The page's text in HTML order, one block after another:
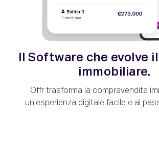
Il Software che evolve
immobiliare.
Offr trasforma la compravendita
un'esperienza digitale facile e al